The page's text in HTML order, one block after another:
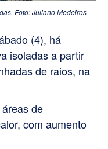
Foto: Juliano Medeiros
(4), há
isoladas a partir
de raios, na
de
com aumento